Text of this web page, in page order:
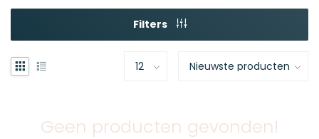
Filters
Geen producten gevonden!